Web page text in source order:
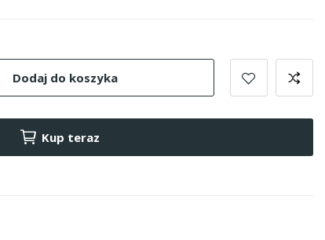
Dodaj do koszyka
Kup teraz